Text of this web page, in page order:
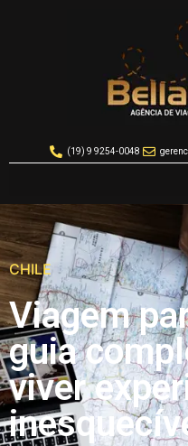
(19) 9 9254-0048
CHILE
Viagem
guia
viver